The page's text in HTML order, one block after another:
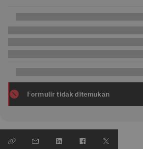
Formulir tidak ditemukan